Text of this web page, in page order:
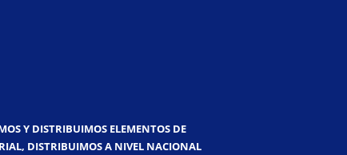
Y DISTRIBUIMOS ELEMENTOS DE
DISTRIBUIMOS A NIVEL NACIONAL